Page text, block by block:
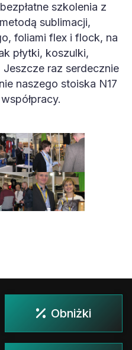
szkolenia z
sublimacji,
foliami flex i flock, na
płytki, koszulki,
raz serdecznie
naszego stoiska N17
Obniżki